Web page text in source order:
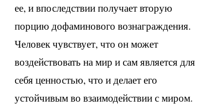
ее, и впоследствии получает вторую
порцию дофаминового вознаграждения.
Человек чувствует, что он может
воздействовать на мир и сам является для
себя ценностью, что и делает его
устойчивым во взаимодействии с миром.